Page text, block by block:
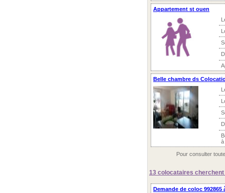
Appartement st ouen
Belle chambre ds
à
Pour consulter
13 colocataires cherchent
Demande de coloc